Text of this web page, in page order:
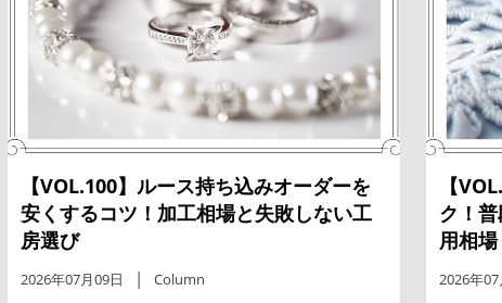
【VOL.100】ルース持ち込みオーダーを
安くするコツ！加工相場と失敗しない工
房選び
2026年07月09日
Column
【
ク！
用相場
2026年